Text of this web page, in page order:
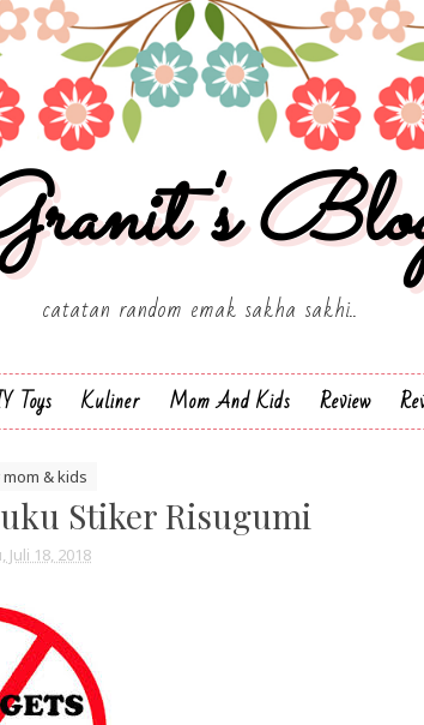
catatan random emak sakha sakhi..
Toys Kuliner Mom And Kids Review
mom & kids
Stiker Risugumi
Juli 18, 2018